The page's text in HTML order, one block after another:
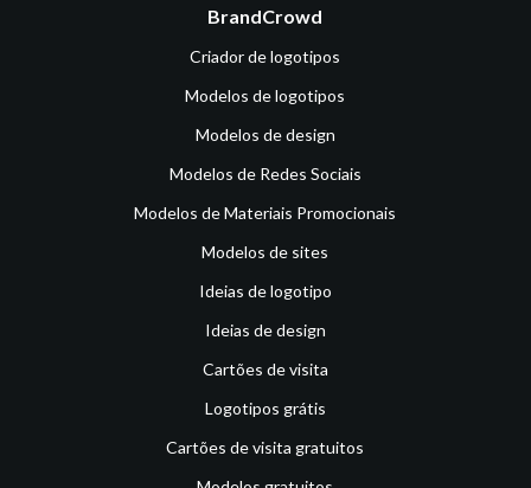
BrandCrowd
Criador de logotipos
Modelos de logotipos
Modelos de design
Modelos de Redes Sociais
Modelos de Materiais Promocionais
Modelos de sites
Ideias de logotipo
Ideias de design
Cartões de visita
Logotipos grátis
Cartões de visita gratuitos